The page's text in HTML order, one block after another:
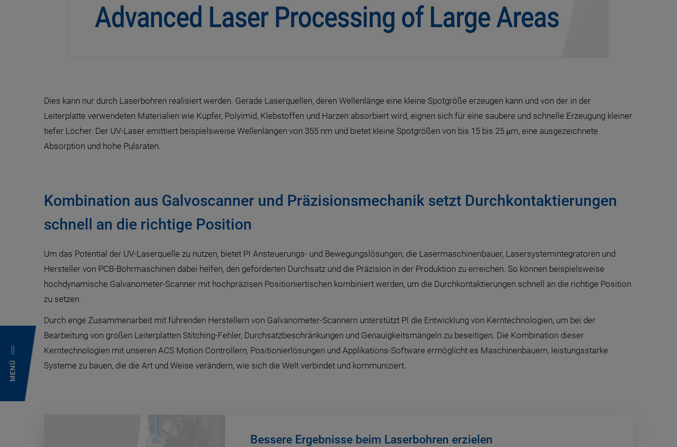
MENÜ
Dies kann nur durch Laserbohren realisiert werden. Gerade Laserquellen, deren Wellenlänge eine kleine Spotgröße erzeugen kann und von der in der
Leiterplatte verwendeten Materialien wie Kupfer, Polyimid, Klebstoffen und Harzen absorbiert wird, eignen sich für eine saubere und schnelle Erzeugung kleiner
tiefer Löcher. Der UV-Laser emittiert beispielsweise Wellenlängen von 355 nm und bietet kleine Spotgrößen von bis 15 bis 25 μm, eine ausgezeichnete
Absorption und hohe Pulsraten.
Kombination aus Galvoscanner und Präzisionsmechanik setzt Durchkontaktierungen
schnell an die richtige Position
Um das Potential der UV-Laserquelle zu nutzen, bietet PI Ansteuerungs- und Bewegungslösungen, die Lasermaschinenbauer, Lasersystemintegratoren und
Hersteller von PCB-Bohrmaschinen dabei helfen, den geforderten Durchsatz und die Präzision in der Produktion zu erreichen. So können beispielsweise
hochdynamische Galvanometer-Scanner mit hochpräzisen Positioniertischen kombiniert werden, um die Durchkontaktierungen schnell an die richtige Position
zu setzen.
Durch enge Zusammenarbeit mit führenden Herstellern von Galvanometer-Scannern unterstützt PI die Entwicklung von Kerntechnologien, um bei der
Bearbeitung von großen Leiterplatten Stitching-Fehler, Durchsatzbeschränkungen und Genauigkeitsmängeln zu beseitigen. Die Kombination dieser
Kerntechnologien mit unseren ACS Motion Controllern, Positionierlösungen und Applikations-Software ermöglicht es Maschinenbauern, leistungsstarke
Systeme zu bauen, die die Art und Weise verändern, wie sich die Welt verbindet und kommuniziert.
Bessere Ergebnisse beim Laserbohren erzielen